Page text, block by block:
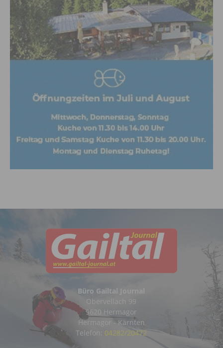
Büro Gailtal Journal
Obervellach 99
9620 Hermagor
Hermagor - Kärnten
Telefon: 04282/20472